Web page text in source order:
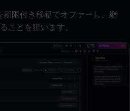
限付き移籍でオファーし、継
ことを狙います。